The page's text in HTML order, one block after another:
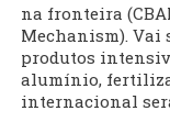
na fronteira
Mechanism). Vai
produtos
alumínio,
internacional